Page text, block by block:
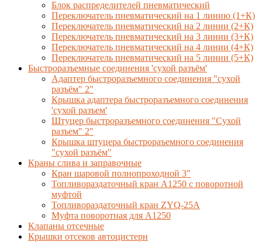
Блок распределителей пневматический
Переключатель пневматический на 1 линию (1+К)
Переключатель пневматический на 2 линии (2+К)
Переключатель пневматический на 3 линии (3+К)
Переключатель пневматический на 4 линии (4+К)
Переключатель пневматический на 5 линии (5+К)
Быстроразъемные соединения 'сухой разъём'
Адаптер быстроразъемного соединения "сухой
разъём" 2"
Крышка адаптера быстроразъемного соединения
'сухой разъем'
Штуцер быстроразъемного соединения "Сухой
разъем" 2"
Крышка штуцера быстрораъемного соединения
"сухой разъём"
Краны слива и заправочные
Кран шаровой полнопроходной 3"
Топливораздаточный кран A1250 с поворотной
муфтой
Топливораздаточный кран ZYQ-25A
Муфта поворотная для А1250
Клапаны отсечные
Крышки отсеков автоцистерн